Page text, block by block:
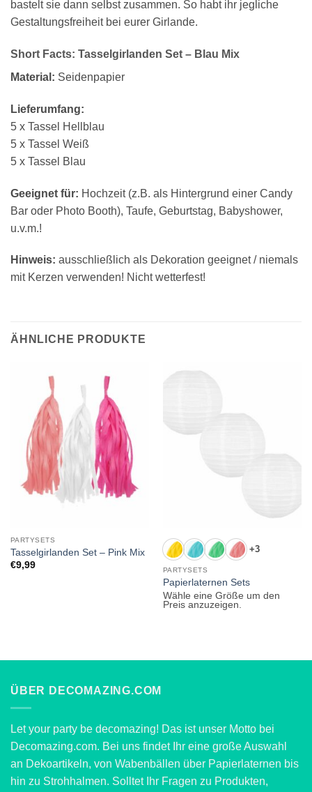
bastelt sie dann selbst zusammen. So habt ihr jegliche
Gestaltungsfreiheit bei eurer Girlande.
Short Facts: Tasselgirlanden Set – Blau Mix
Material: Seidenpapier
Lieferumfang:
5 x Tassel Hellblau
5 x Tassel Weiß
5 x Tassel Blau
Geeignet für: Hochzeit (z.B. als Hintergrund einer Candy
Bar oder Photo Booth), Taufe, Geburtstag, Babyshower,
u.v.m.!
Hinweis: ausschließlich als Dekoration geeignet / niemals
mit Kerzen verwenden! Nicht wetterfest!
ÄHNLICHE PRODUKTE
PARTYSETS
Tasselgirlanden Set – Pink Mix
€9,99
+3
PARTYSETS
Papierlaternen Sets
Wähle eine Größe um den
Preis anzuzeigen.
ÜBER DECOMAZING.COM
Let your party be decomazing! Das ist unser Motto bei
Decomazing.com. Bei uns findet Ihr eine große Auswahl
an Dekoartikeln, von Wabenbällen über Papierlaternen bis
hin zu Strohhalmen. Solltet Ihr Fragen zu Produkten,